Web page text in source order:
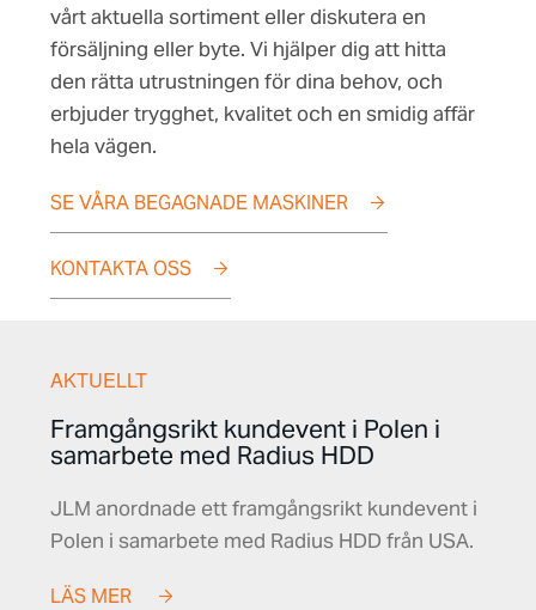
vårt aktuella sortiment eller diskutera en
försäljning eller byte. Vi hjälper dig att hitta
den rätta utrustningen för dina behov, och
erbjuder trygghet, kvalitet och en smidig affär
hela vägen.
SE VÅRA BEGAGNADE MASKINER
KONTAKTA OSS
AKTUELLT
Framgångsrikt kundevent i Polen i
samarbete med Radius HDD
JLM anordnade ett framgångsrikt kundevent i
Polen i samarbete med Radius HDD från USA.
LÄS MER